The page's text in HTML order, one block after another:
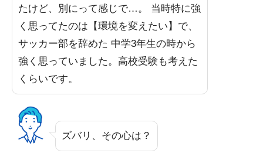
たけど、別にって感じで…。 当時特に強
く思ってたのは【環境を変えたい】で、
サッカー部を辞めた 中学3年生の時から
強く思っていました。高校受験も考えた
くらいです。
ズバリ、その心は？